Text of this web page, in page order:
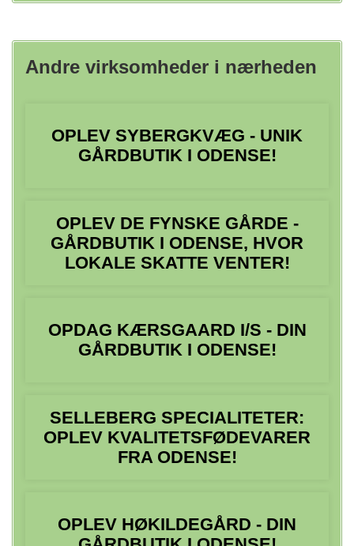
Andre virksomheder i nærheden
OPLEV SYBERGKVÆG - UNIK
GÅRDBUTIK I ODENSE!
OPLEV DE FYNSKE GÅRDE -
GÅRDBUTIK I ODENSE, HVOR
LOKALE SKATTE VENTER!
OPDAG KÆRSGAARD I/S - DIN
GÅRDBUTIK I ODENSE!
SELLEBERG SPECIALITETER:
OPLEV KVALITETSFØDEVARER
FRA ODENSE!
OPLEV HØKILDEGÅRD - DIN